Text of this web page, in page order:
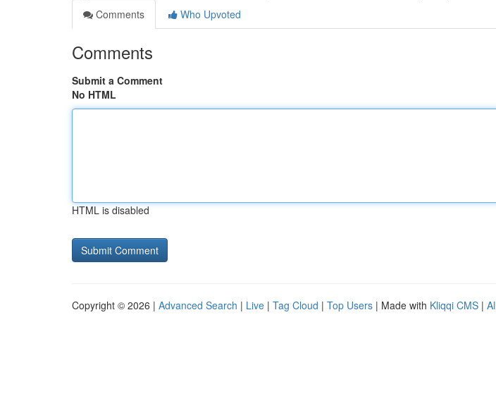
Comments
Who Upvoted
Comments
Submit a Comment
No HTML
HTML is disabled
Copyright © 2026 | Advanced Search | Live | Tag Cloud | Top Users | Made with Kliqqi CMS |